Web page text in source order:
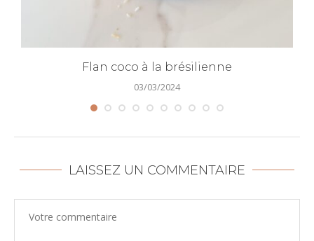
Flan coco à la brésilienne
03/03/2024
LAISSEZ UN COMMENTAIRE